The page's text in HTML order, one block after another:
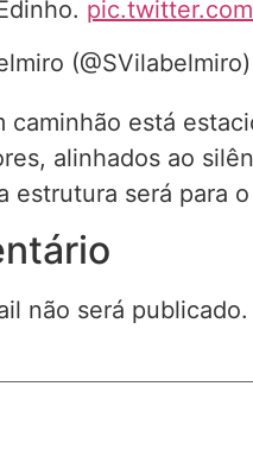
(@SVilabelmiro)
caminhão está
alinhados ao
estrutura será para
não será publicado.